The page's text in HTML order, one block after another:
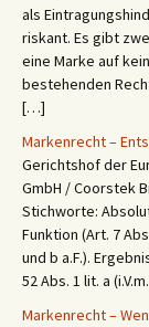
als
riskant. Es gibt
eine Marke auf
bestehenden
[…]
Markenrecht –
Gerichtshof der
GmbH / Coorstek
Stichworte:
Funktion (Art. 7
und b a.F.).
52 Abs. 1 lit. a
Markenrecht –